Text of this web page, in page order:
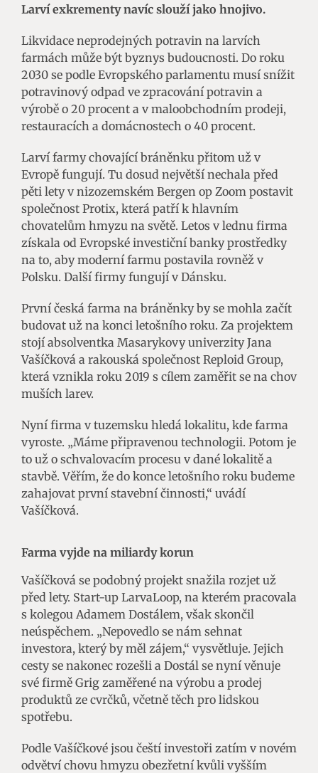
Larví exkrementy navíc slouží jako hnojivo.
Likvidace neprodejných potravin na larvích
farmách může být byznys budoucnosti. Do roku
2030 se podle Evropského parlamentu musí snížit
potravinový odpad ve zpracování potravin a
výrobě o 20 procent a v maloobchodním prodeji,
restauracích a domácnostech o 40 procent.
Larví farmy chovající bráněnku přitom už v
Evropě fungují. Tu dosud největší nechala před
pěti lety v nizozemském Bergen op Zoom postavit
společnost Protix, která patří k hlavním
chovatelům hmyzu na světě. Letos v lednu firma
získala od Evropské investiční banky prostředky
na to, aby moderní farmu postavila rovněž v
Polsku. Další firmy fungují v Dánsku.
První česká farma na bráněnky by se mohla začít
budovat už na konci letošního roku. Za projektem
stojí absolventka Masarykovy univerzity Jana
Vašíčková a rakouská společnost Reploid Group,
která vznikla roku 2019 s cílem zaměřit se na chov
muších larev.
Nyní firma v tuzemsku hledá lokalitu, kde farma
vyroste. „Máme připravenou technologii. Potom je
to už o schvalovacím procesu v dané lokalitě a
stavbě. Věřím, že do konce letošního roku budeme
zahajovat první stavební činnosti,“ uvádí
Vašíčková.
Farma vyjde na miliardy korun
Vašíčková se podobný projekt snažila rozjet už
před lety. Start-up LarvaLoop, na kterém pracovala
s kolegou Adamem Dostálem, však skončil
neúspěchem. „Nepovedlo se nám sehnat
investora, který by měl zájem,“ vysvětluje. Jejich
cesty se nakonec rozešli a Dostál se nyní věnuje
své firmě Grig zaměřené na výrobu a prodej
produktů ze cvrčků, včetně těch pro lidskou
spotřebu.
Podle Vašíčkové jsou čeští investoři zatím v novém
odvětví chovu hmyzu obezřetní kvůli vyšším